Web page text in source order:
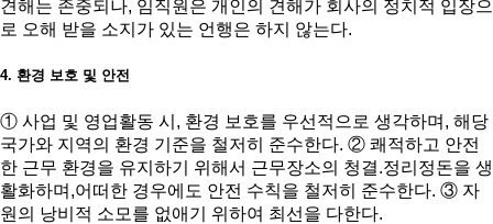
견해는 존중되나, 임직원은 개인의 견해가 회사의 정치적 입장으
로 오해 받을 소지가 있는 언행은 하지 않는다.
4. 환경 보호 및 안전
① 사업 및 영업활동 시, 환경 보호를 우선적으로 생각하며, 해당
국가와 지역의 환경 기준을 철저히 준수한다. ② 쾌적하고 안전
한 근무 환경을 유지하기 위해서 근무장소의 청결.정리정돈을 생
활화하며,어떠한 경우에도 안전 수칙을 철저히 준수한다. ③ 자
원의 낭비적 소모를 없애기 위하여 최선을 다한다.